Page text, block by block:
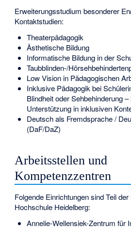
Erweiterungsstudium besonderer
Kontaktstudien:
Theaterpädagogik
Ästhetische Bildung
Informatische Bildung in der
Taubblinden-/
Low Vision in Pädagogischen
Inklusive Pädagogik bei
Blindheit oder Sehbehinderung
Unterstützung in inklusiven
Deutsch als Fremdsprache /
(DaF/DaZ)
Arbeitsstellen und
Kompetenzzentren
Folgende Einrichtungen sind Teil
Hochschule Heidelberg:
Annelie-Wellensiek-Zentrum für